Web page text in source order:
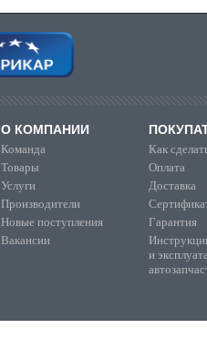
О КОМПАНИИ
Команда
Товары
Услуги
Производители
Новые поступления
Вакансии
Как
Оплата
Доставка
Гарантия
и